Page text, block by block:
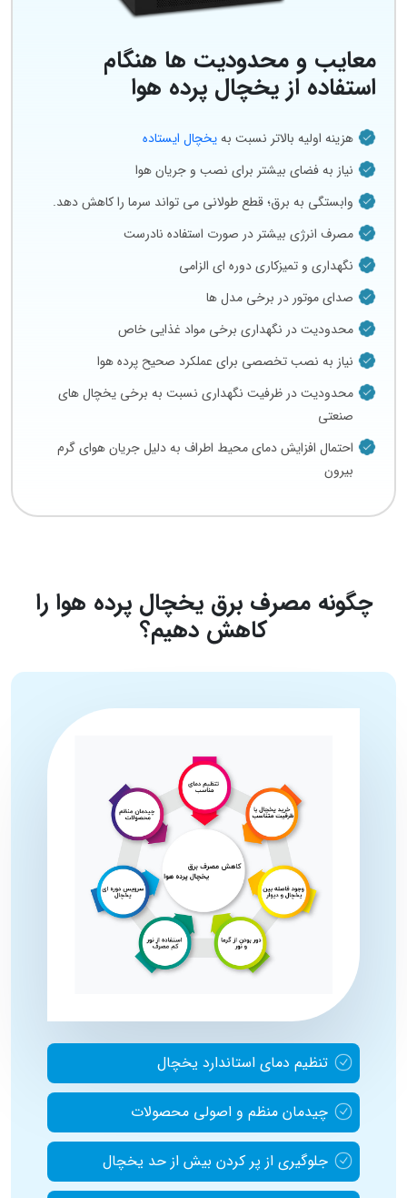
معایب و محدودیت ها هنگام
استفاده از یخچال پرده هوا
هزینه اولیه بالاتر نسبت بهیخچال ایستاده
نیاز به فضای بیشتر برای نصب و جریان هوا
وابستگی به برق؛ قطع طولانی می‌ تواند سرما را کاهش دهد.
مصرف انرژی بیشتر در صورت استفاده نادرست
نگهداری و تمیزکاری دوره‌ ای الزامی
صدای موتور در برخی مدل‌ ها
محدودیت در نگهداری برخی مواد غذایی خاص
نیاز به نصب تخصصی برای عملکرد صحیح پرده هوا
محدودیت در ظرفیت نگهداری نسبت به برخی یخچال‌ های
صنعتی
احتمال افزایش دمای محیط اطراف به دلیل جریان هوای گرم
بیرون
چگونه مصرف برق یخچال پرده هوا را
کاهش دهیم؟
تنظیم دمای استاندارد یخچال
چیدمان منظم و اصولی محصولات
جلوگیری از پر کردن بیش از حد یخچال